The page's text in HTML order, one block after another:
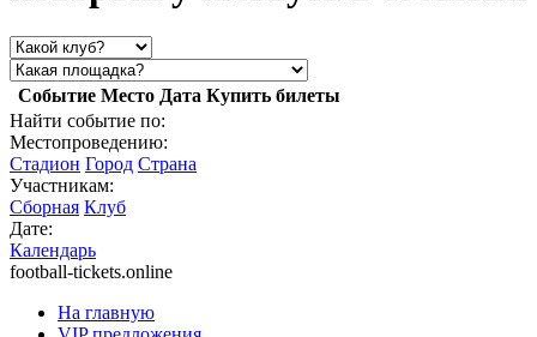
Событие Место Дата Купить билеты
Найти событие по:
Местопроведению:
Стадион Город Страна
Участникам:
Сборная Клуб
Дате:
Календарь
football-tickets.online
На главную